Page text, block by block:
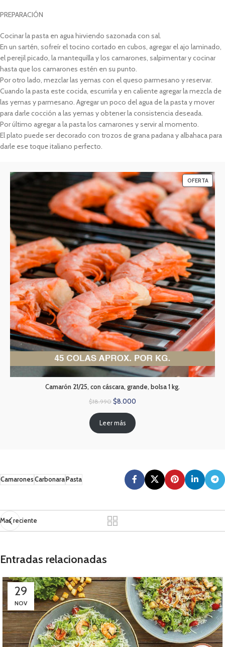
PREPARACIÓN
Cocinar la pasta en agua hirviendo sazonada con sal.
En un sartén, sofreír el tocino cortado en cubos, agregar el ajo laminado,
el perejil picado, la mantequilla y los camarones, salpimentar y cocinar
hasta que los camarones estén en su punto.
Por otro lado, mezclar las yemas con el queso parmesano y reservar.
Cuando la pasta este cocida, escurrirla y en caliente agregar la mezcla de
las yemas y parmesano. Agregar un poco del agua de la pasta y mover
para darle cocción a las yemas y obtener la consistencia deseada.
Por último agregar a la pasta los camarones y servir al momento.
El plato puede ser decorado con trozos de grana padana y albahaca para
darle ese toque italiano perfecto.
OFERTA
Camarón 21/25, con cáscara, grande, bolsa 1 kg.
$18.990 $8.000
Leer más
Camarones Carbonara Pasta
Mas reciente
Entradas relacionadas
29
NOV